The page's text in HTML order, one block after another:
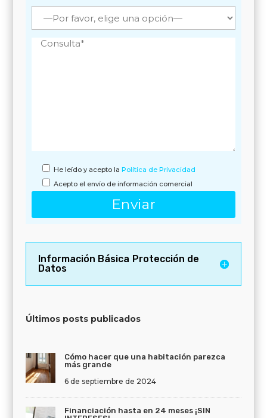
He leído y acepto la Política de Privacidad
Acepto el envío de información comercial
Información Básica Protección de
Datos
Últimos posts publicados
Cómo hacer que una habitación parezca
más grande
6 de septiembre de 2024
Financiación hasta en 24 meses ¡SIN